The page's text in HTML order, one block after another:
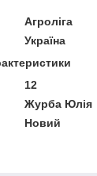
Агроліга
Україна
12
Журба Юлія
Новий